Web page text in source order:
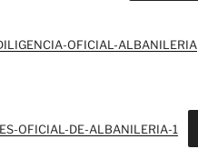
OFICIAL-ALBANILERIA
OFICIAL-DE-ALBANILERIA-1